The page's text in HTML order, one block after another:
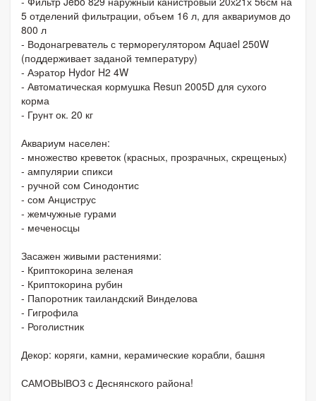
5 отделений фильтрации, объем 16 л, для аквариумов до
800 л
- Водонагреватель с терморегулятором Aquael 250W
(поддерживает заданой температуру)
- Аэратор Hydor H2 4W
- Автоматическая кормушка Resun 2005D для сухого
корма
- Грунт ок. 20 кг
Аквариум населен:
- множество креветок (красных, прозрачных, скрещеных)
- ампулярии спикси
- ручной сом Синодонтис
- сом Анциструс
- жемчужные гурами
- меченосцы
Засажен живыми растениями:
- Криптокорина зеленая
- Криптокорина рубин
- Папоротник таиландский Винделова
- Гигрофила
- Роголистник
Декор: коряги, камни, керамические корабли, башня
САМОВЫВОЗ с Деснянского района!